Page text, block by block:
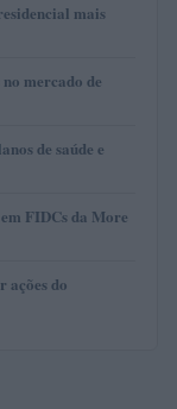
mais
mercado de
de saúde e
FIDCs da More
ações do